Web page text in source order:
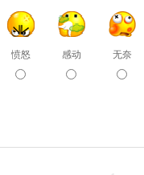
愤怒 感动 无奈